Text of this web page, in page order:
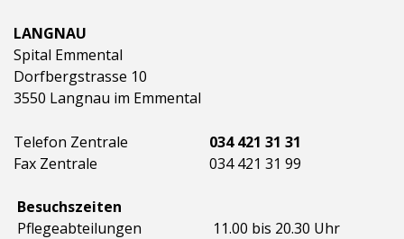
LANGNAU
Spital Emmental
Dorfbergstrasse 10
3550 Langnau im Emmental
Telefon Zentrale
034 421 31 31
Fax Zentrale
034 421 31 99
Besuchszeiten
Pflegeabteilungen
11.00 bis 20.30 Uhr